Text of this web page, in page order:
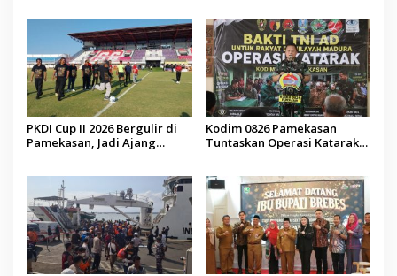
PKDI Cup II 2026 Bergulir di
Pamekasan, Jadi Ajang
Kodim 0826 Pamekasan
Tuntaskan Operasi Katarak